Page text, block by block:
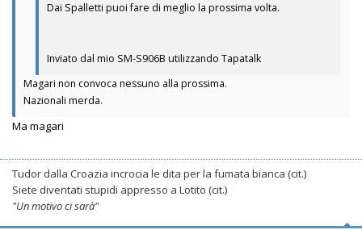
Dai Spalletti puoi fare di meglio la prossima volta.
Inviato dal mio SM-S906B utilizzando Tapatalk
Magari non convoca nessuno alla prossima.
Nazionali merda.
Ma magari
Tudor dalla Croazia incrocia le dita per la fumata bianca (cit.)
Siete diventati stupidi appresso a Lotito (cit.)
"Un motivo ci sarà"